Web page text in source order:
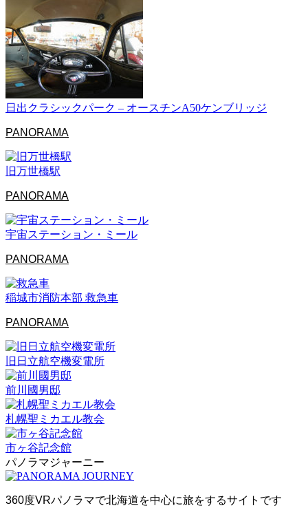
日出クラシックパーク – オースチンA50ケンブリッジ
PANORAMA
旧万世橋駅
PANORAMA
宇宙ステーション・ミール
PANORAMA
稲城市消防本部 救急車
PANORAMA
旧日立航空機変電所
前川國男邸
札幌聖ミカエル教会
市ヶ谷記念館
パノラマジャーニー
360度VRパノラマで北海道を中心に旅をするサイトです